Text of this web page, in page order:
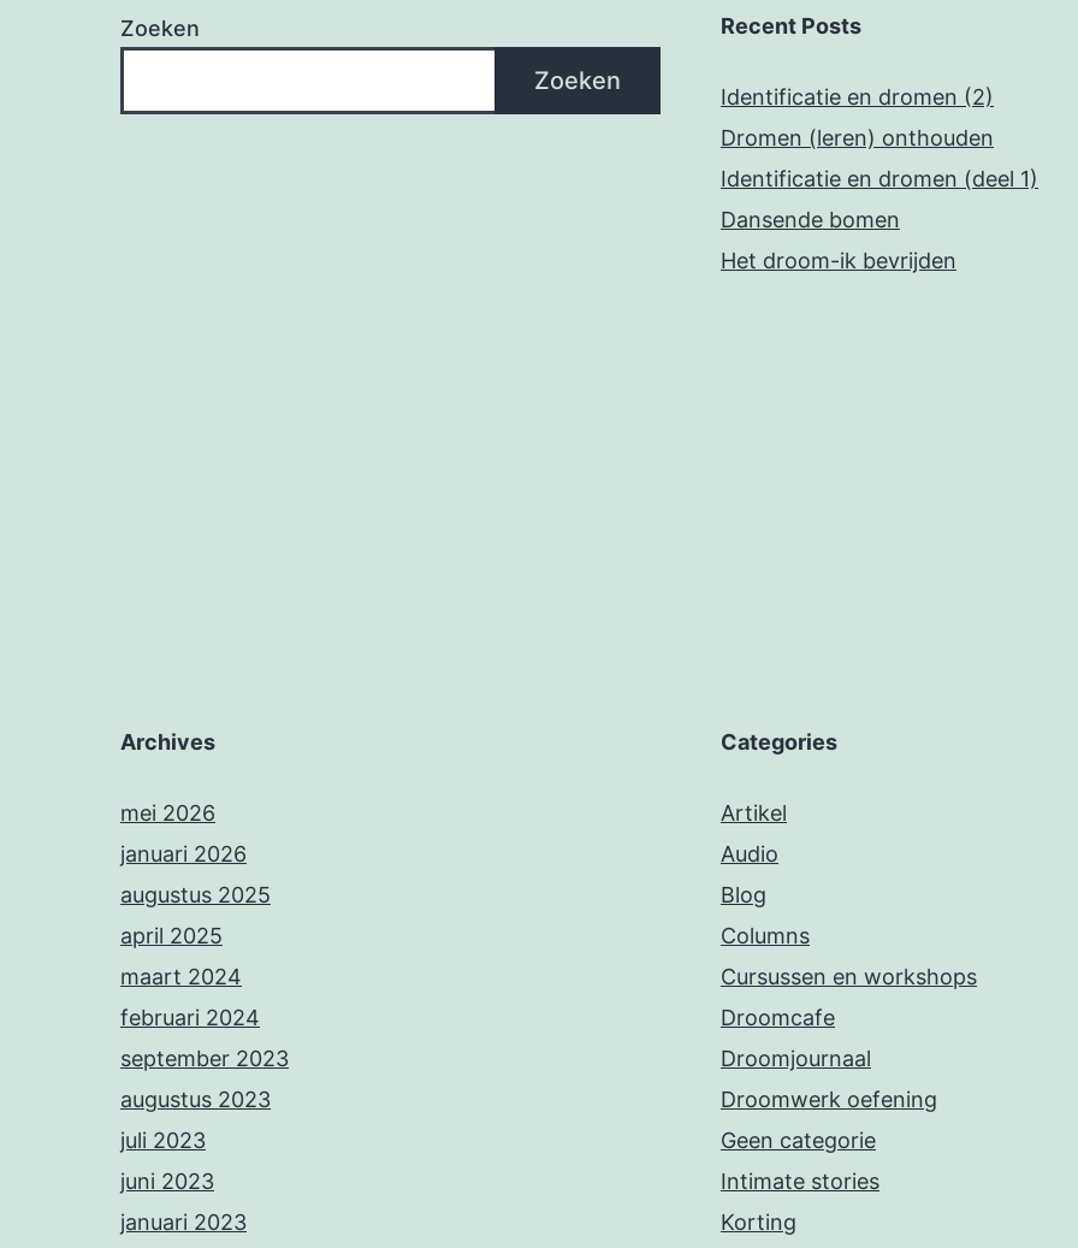
Zoeken
Zoeken
Recent Posts
Identificatie en dromen (2)
Dromen (leren) onthouden
Identificatie en dromen (deel 1)
Dansende bomen
Het droom-ik bevrijden
Archives
mei 2026
januari 2026
augustus 2025
april 2025
maart 2024
februari 2024
september 2023
augustus 2023
juli 2023
juni 2023
januari 2023
Categories
Artikel
Audio
Blog
Columns
Cursussen en workshops
Droomcafe
Droomjournaal
Droomwerk oefening
Geen categorie
Intimate stories
Korting